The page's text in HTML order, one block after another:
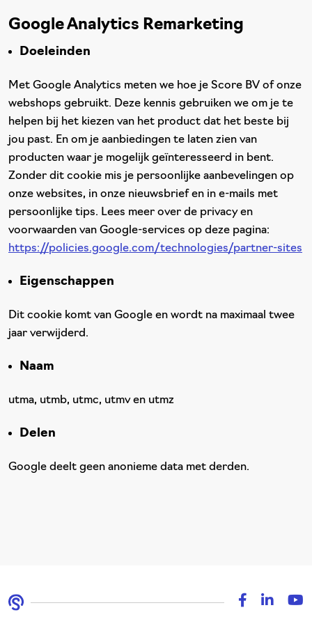
Google Analytics Remarketing
Doeleinden
Met Google Analytics meten we hoe je Score BV of onze
webshops gebruikt. Deze kennis gebruiken we om je te
helpen bij het kiezen van het product dat het beste bij
jou past. En om je aanbiedingen te laten zien van
producten waar je mogelijk geïnteresseerd in bent.
Zonder dit cookie mis je persoonlijke aanbevelingen op
onze websites, in onze nieuwsbrief en in e-mails met
persoonlijke tips. Lees meer over de privacy en
voorwaarden van Google-services op deze pagina:
https://policies.google.com/technologies/partner-sites
Eigenschappen
Dit cookie komt van Google en wordt na maximaal twee
jaar verwijderd.
Naam
utma, utmb, utmc, utmv en utmz
Delen
Google deelt geen anonieme data met derden.